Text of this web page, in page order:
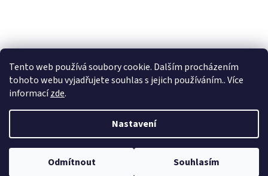
Tento web používá soubory cookie. Dalším procházením
tohoto webu vyjadřujete souhlas s jejich používáním.. Více
informacízde.
Nastavení
Odmítnout Souhlasím
Vytvořil Shoptet
Copyright 2026ENDURO9.CZ . Všechna práva vyhrazena.